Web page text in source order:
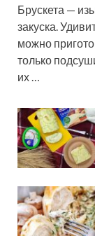
Брускета —
закуска.
можно
только
их …